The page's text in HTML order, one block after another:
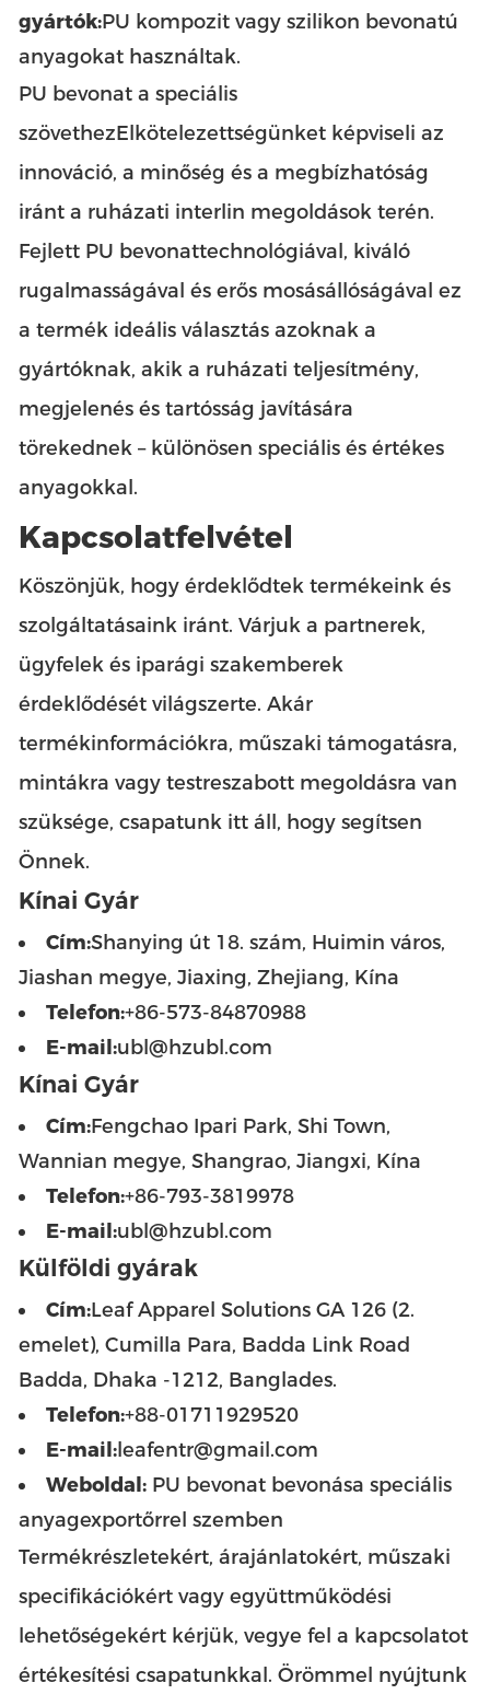
gyártók:PU kompozit vagy szilikon bevonatú
anyagokat használtak.
PU bevonat a speciális
szövethezElkötelezettségünket képviseli az
innováció, a minőség és a megbízhatóság
iránt a ruházati interlin megoldások terén.
Fejlett PU bevonattechnológiával, kiváló
rugalmasságával és erős mosásállóságával ez
a termék ideális választás azoknak a
gyártóknak, akik a ruházati teljesítmény,
megjelenés és tartósság javítására
törekednek – különösen speciális és értékes
anyagokkal.
Kapcsolatfelvétel
Köszönjük, hogy érdeklődtek termékeink és
szolgáltatásaink iránt. Várjuk a partnerek,
ügyfelek és iparági szakemberek
érdeklődését világszerte. Akár
termékinformációkra, műszaki támogatásra,
mintákra vagy testreszabott megoldásra van
szüksége, csapatunk itt áll, hogy segítsen
Önnek.
Kínai Gyár
Cím:Shanying út 18. szám, Huimin város,
Jiashan megye, Jiaxing, Zhejiang, Kína
Telefon:+86-573-84870988
E-mail:ubl@hzubl.com
Kínai Gyár
Cím:Fengchao Ipari Park, Shi Town,
Wannian megye, Shangrao, Jiangxi, Kína
Telefon:+86-793-3819978
E-mail:ubl@hzubl.com
Külföldi gyárak
Cím:Leaf Apparel Solutions GA 126 (2.
emelet), Cumilla Para, Badda Link Road
Badda, Dhaka -1212, Banglades.
Telefon:+88-01711929520
E-mail: leafentr@gmail.com
Weboldal: PU bevonat bevonása speciális
anyagexportőrrel szemben
Termékrészletekért, árajánlatokért, műszaki
specifikációkért vagy együttműködési
lehetőségekért kérjük, vegye fel a kapcsolatot
értékesítési csapatunkkal. Örömmel nyújtunk